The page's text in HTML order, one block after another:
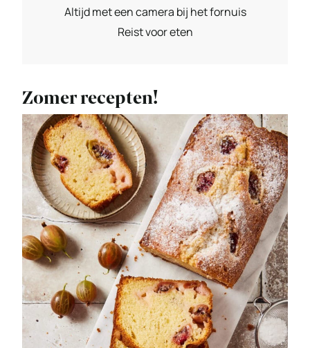
Altijd met een camera bij het fornuis
Reist voor eten
Zomer recepten!